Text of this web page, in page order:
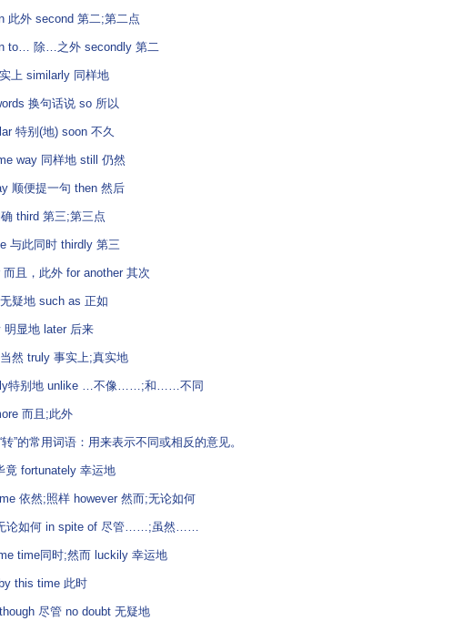
外 second 第二;第二点
除…之外 secondly 第二
similarly 同样地
换句话说 so 所以
特别(地) soon 不久
way 同样地 still 仍然
便提一句 then 然后
third 第三;第三点
此同时 thirdly 第三
且，此外 for another 其次
地 such as 正如
显地 later 后来
truly 事实上;真实地
别地 unlike …不像……;和……不同
而且;此外
的常用词语：用来表示不同或相反的意见。
fortunately 幸运地
依然;照样 however 然而;无论如何
如何 in spite of 尽管……;虽然……
time同时;然而 luckily 幸运地
this time 此时
尽管 no doubt 无疑地